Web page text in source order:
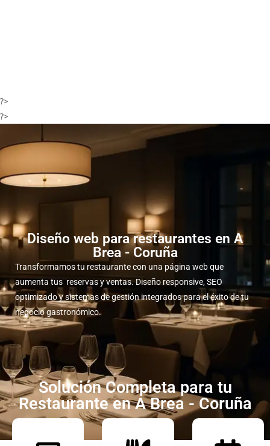
?>
?>
Diseño web para restaurantes en A
Brea - Coruña
Transformamos tu restaurante con una página web que
aumenta tus reservas y ventas. Diseño responsive, SEO
optimizado y sistemas de gestión integrados para el éxito de tu
negocio gastronómico.
Solución Completa para tu
Restaurante en A Brea - Coruña